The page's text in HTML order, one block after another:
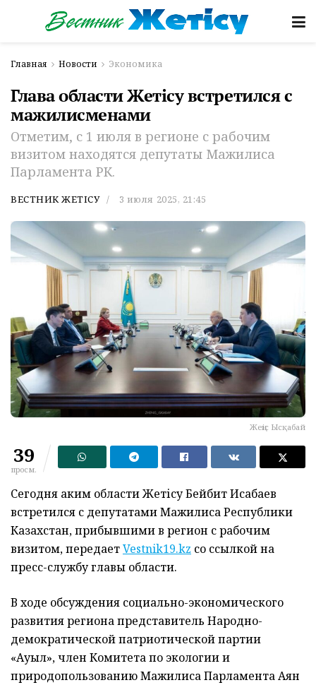
Главная Новости Экономика
Глава области Жетісу встретился с
мажилисменами
Отметим, с 1 июля в регионе с рабочим
визитом находятся депутаты Мажилиса
Парламента РК.
ВЕСТНИК ЖЕТІСУ 3 июля 2025, 21:45
Жеңіс Ысқабай
39
просм.
Сегодня аким области Жетісу Бейбит Исабаев
встретился с депутатами Мажилиса Республики
Казахстан, прибывшими в регион с рабочим
визитом, передаетVestnik19.kz со ссылкой на
пресс-службу главы области.
В ходе обсуждения социально-экономического
развития региона представитель Народно-
демократической патриотической партии
«Ауыл», член Комитета по экологии и
природопользованию Мажилиса Парламента Аян